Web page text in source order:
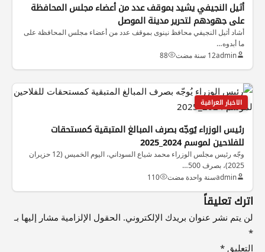
أثيل النجيفي يشيد بموقف عدد من أعضاء مجلس المحافظة
على جهودهم لتحرير مدينة الموصل
أشاد أثيل النجيفي محافظ نينوى بموقف عدد من أعضاء مجلس المحافظة على
ما أبدوه…
admin12 سنة مضت 88
الاخبار العراقية
رئيس الوزراء يُوجّه بصرف المبالغ المتبقية كمستحقات
للفلاحين لموسم 2024_2025
وجّه رئيس مجلس الوزراء محمد شياع السوداني، اليوم الخميس (12 حزيران
2025)، بصرف 500…
adminسنة واحدة مضت 110
اترك تعليقاً
لن يتم نشر عنوان بريدك الإلكتروني. الحقول الإلزامية مشار إليها بـ
*
التعليق *